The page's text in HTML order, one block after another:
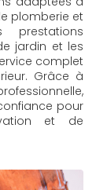
plomberie et
prestations
jardin et les
complet
Grâce à
pour
et de